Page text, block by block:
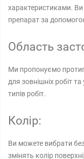
характеристиками. Ви
препарат за
Область
Ми пропонуємо
для зовнішніх робіт
типів робіт.
Колір:
Ви можете вибрати
змінять колір